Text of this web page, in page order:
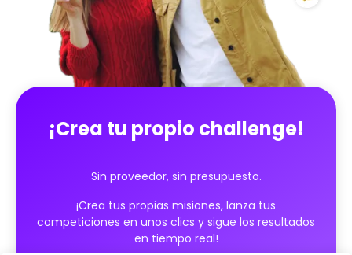
¡Crea tu propio challenge!
Sin proveedor, sin presupuesto.
¡Crea tus propias misiones, lanza tus
competiciones en unos clics y sigue los resultados
en tiempo real!